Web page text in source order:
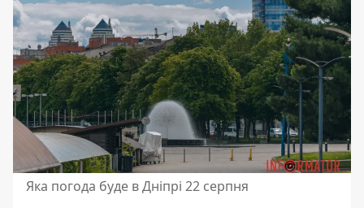
Яка погода буде в Дніпрі 22 серпня